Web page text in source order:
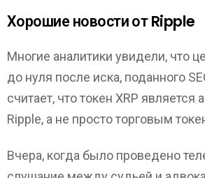
Хорошие новости от Ripple
Многие аналитики увидели, что
до нуля после иска, поданного
считает, что токен XRP является
Ripple, а не просто торговым
Вчера, когда было проведено